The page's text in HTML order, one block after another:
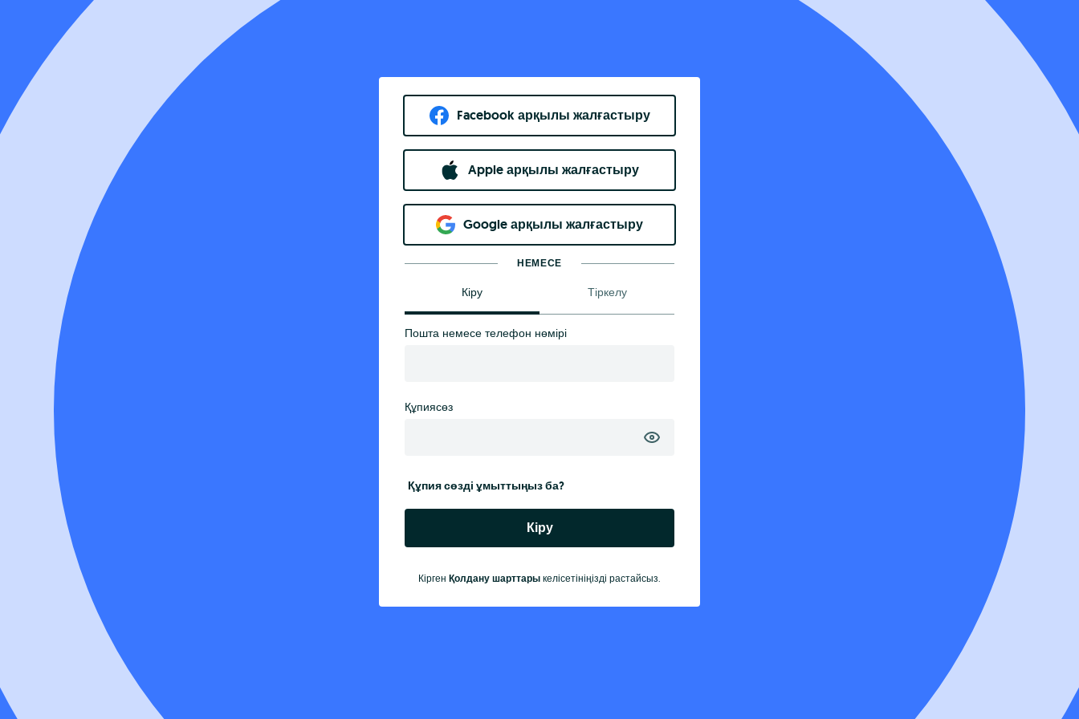
Facebook арқылы жалғастыру
Apple арқылы жалғастыру
Google арқылы жалғастыру
НЕМЕСЕ
Кіру Тіркелу
Пошта немесе телефон нөмірі
Құпиясөз
Құпия сөзді ұмыттыңыз ба?
Кіру
Кірген Қолдану шарттары келісетініңізді растайсыз.